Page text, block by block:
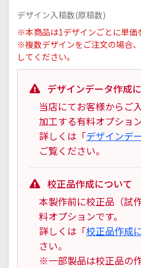
デザイン入稿数(原稿数)
※本商品は1デザインごとに単価
※複数デザインをご注文の場合
してください。
デザインデータ作成
当店にてお客様からご
加工する有料オプション
詳しくは「デザインデ
ご覧ください。
校正品作成について
本製作前に校正品（試
料オプションです。
詳しくは「校正品作成
さい。
※一部製品は校正品の